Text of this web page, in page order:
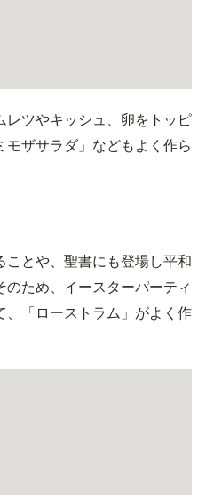
レツやキッシュ、卵をトッピ
ザサラダ」などもよく作ら
とや、聖書にも登場し平和
ため、イースターパーティ
、「ローストラム」がよく作